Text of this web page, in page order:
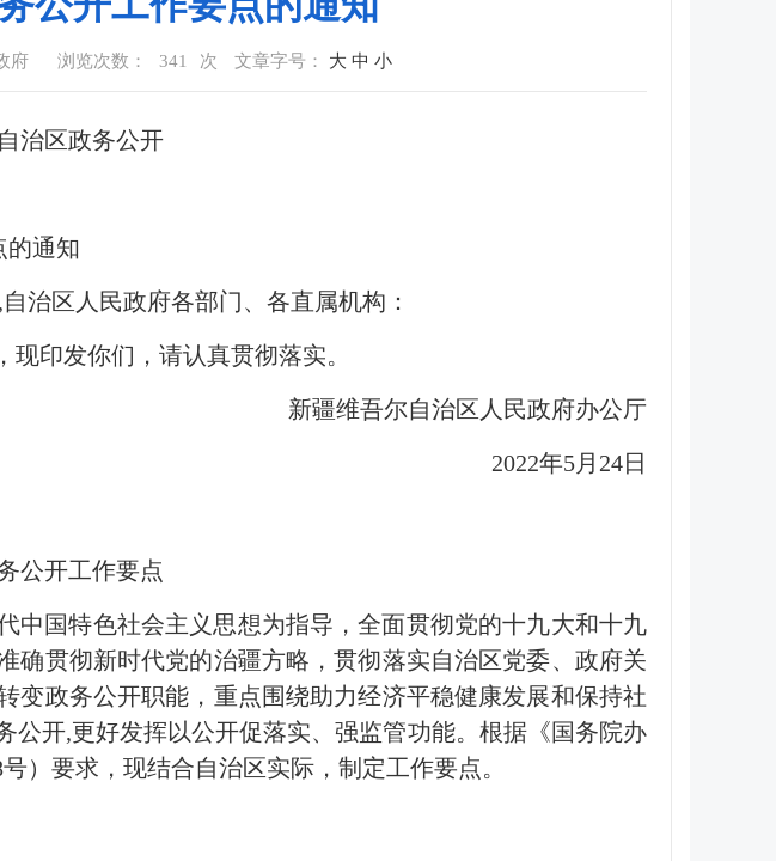
府 浏览次数： 341 次 文章字号： 大 中 小
治区政务公开
的通知
治区人民政府各部门、各直属机构：
现印发你们，请认真贯彻落实。
新疆维吾尔自治区人民政府办公厅
2022年5月24日
公开工作要点
中国特色社会主义思想为指导，全面贯彻党的十九大和十九
确贯彻新时代党的治疆方略，贯彻落实自治区党委、政府关
变政务公开职能，重点围绕助力经济平稳健康发展和保持社
开,更好发挥以公开促落实、强监管功能。根据《国务院办
）要求，现结合自治区实际，制定工作要点。